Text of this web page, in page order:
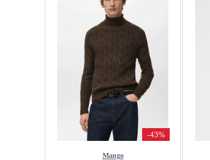
-43%
Mango